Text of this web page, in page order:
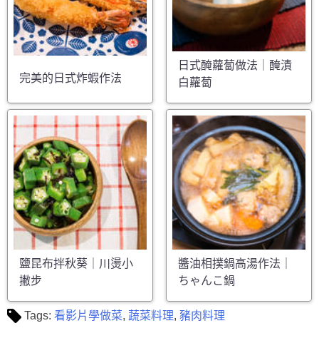
完美的日式炸蝦作法
日式醃蘿蔔做法｜醃漬
白蘿蔔
鹽昆布拌秋葵｜川燙小
撇步
醬油相撲鍋高湯作法｜
ちゃんこ鍋
Tags: 看影片學做菜, 蔬菜料理, 豬肉料理